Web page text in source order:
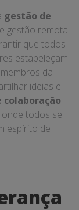
gestão de
gestão remota
que todos
estabeleçam
da
ideias e
todos se
espírito de